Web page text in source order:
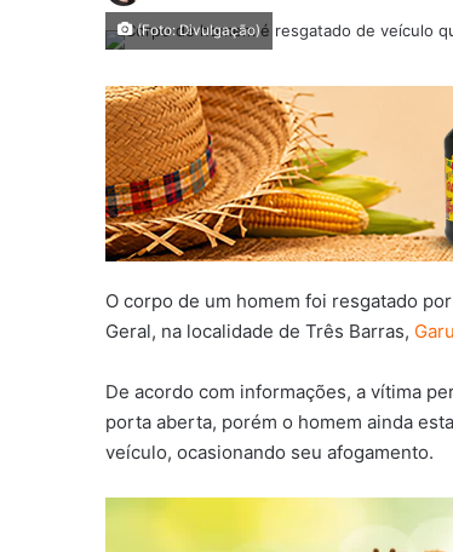
(Foto: Divulgação)
O corpo de um homem foi resgatado
Geral, na localidade de Três Barras,
De acordo com informações, a vítima
porta aberta, porém o homem ainda
veículo, ocasionando seu afogamento.